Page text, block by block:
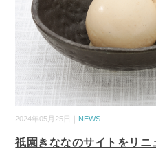
2024年05月25日｜ NEWS
祇園きななのサイトをリニ